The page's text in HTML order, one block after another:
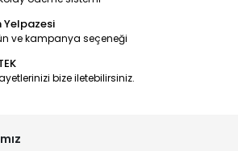
Yelpazesi
ve kampanya seçeneği
bize iletebilirsiniz.